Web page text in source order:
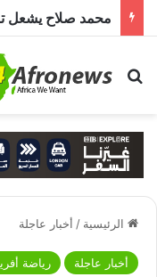
بحث عن
الرئيسية / أخبار عاجلة
أخبار عاجلة رياضة